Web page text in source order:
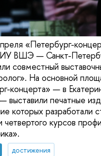
«Петербург-
ВШЭ — Санкт-
совместный
На основной
концерта» — в
выставили печатные
которых разработали
четвертого курсов
достижения